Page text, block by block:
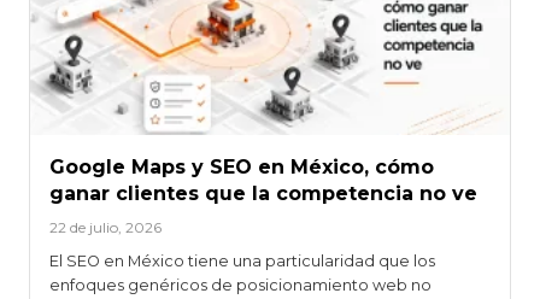
Google Maps y SEO en México, cómo
ganar clientes que la competencia no ve
22 de julio, 2026
El SEO en México tiene una particularidad que los
enfoques genéricos de posicionamiento web no